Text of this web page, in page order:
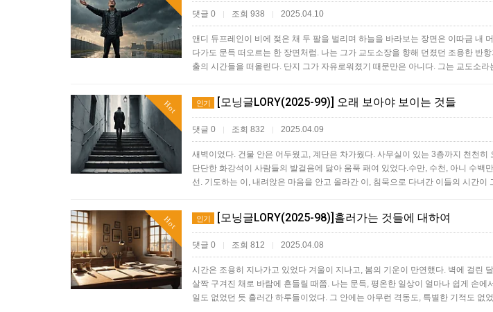
댓글 0 | 조회 938 | 2025.04.10
앤디 듀프레인이 비에 젖은 채 두 팔을 벌리며 하늘을 바라보는 장면은 이따금 내
다가도 문득 떠오르는 한 장면처럼. 나는 그가 교도소장을 향해 던졌던 조용한 반
출의 시간들을 떠올린다. 단지 그가 자유로워졌기 때문만은 아니다. 그는 교도소
Hot 인기 [모닝글LORY(2025-99)] 오래 보아야 보이는 것들
댓글 0 | 조회 832 | 2025.04.09
새벽이었다. 건물 안은 어두웠고, 계단은 차가웠다. 사무실이 있는 3층까지 천천
단단한 화강석이 사람들의 발걸음에 닳아 움푹 패여 있었다.수만, 수천, 아니 수백
선. 기도하는 이, 내려앉은 마음을 안고 올라간 이, 침묵으로 다녀간 이들의 시간이
Hot 인기 [모닝글LORY(2025-98)]흘러가는 것들에 대하여
댓글 0 | 조회 812 | 2025.04.08
시간은 조용히 지나가고 있었다 겨울이 지나고, 봄의 기운이 만연했다. 벽에 걸린
살짝 구겨진 채로 바람에 흔들릴 때쯤. 나는 문득, 평온한 일상이 얼마나 쉽게 손에
일도 없었던 듯 흘러간 하루들이었다. 그 안에는 아무런 격동도, 특별한 기적도 없